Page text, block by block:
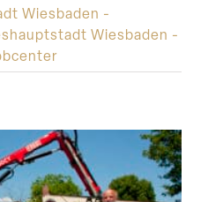
Wiesbaden -
Wiesbaden -